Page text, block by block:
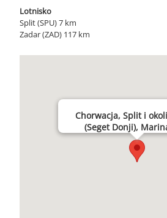
Lotnisko
Split (SPU) 7 km
Zadar (ZAD) 117 km
Chorwacja, Split i
(Seget Donji),